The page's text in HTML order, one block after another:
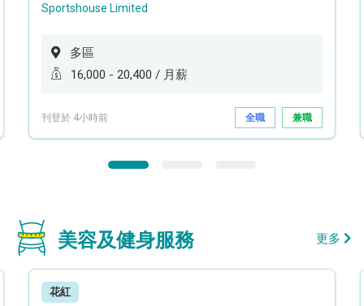
Sportshouse Limited
多區
16,000 - 20,400 / 月薪
刊登於 4小時前 全職 兼職
美容及健身服務 更多
花紅